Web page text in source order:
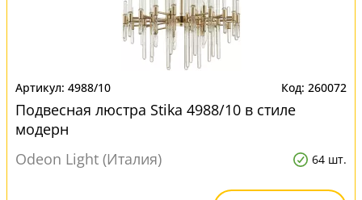
4988/10 260072
Подвесная люстра Stika 4988/10 в стиле
модерн
Odeon Light (Италия)
64 шт.